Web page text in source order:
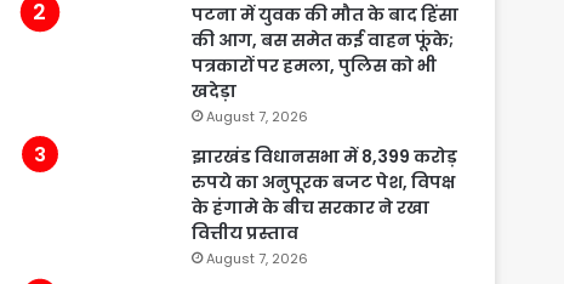
पटना में युवक की मौत के बाद हिंसा
की आग, बस समेत कई वाहन फूंके;
पत्रकारों पर हमला, पुलिस को भी
खदेड़ा
August 7, 2026
झारखंड विधानसभा में 8,399 करोड़
रुपये का अनुपूरक बजट पेश, विपक्ष
के हंगामे के बीच सरकार ने रखा
वित्तीय प्रस्ताव
August 7, 2026